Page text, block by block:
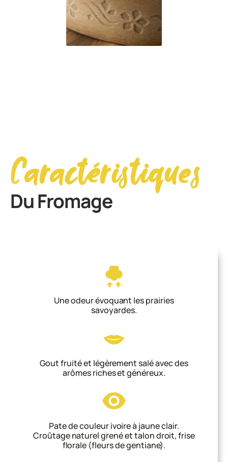
Caractéristiques
Du Fromage
Une odeur évoquant les prairies
savoyardes.
Gout fruité et légèrement salé avec des
arômes riches et généreux.
Pate de couleur ivoire à jaune clair.
Croûtage naturel grené et talon droit, frise
florale (fleurs de gentiane).